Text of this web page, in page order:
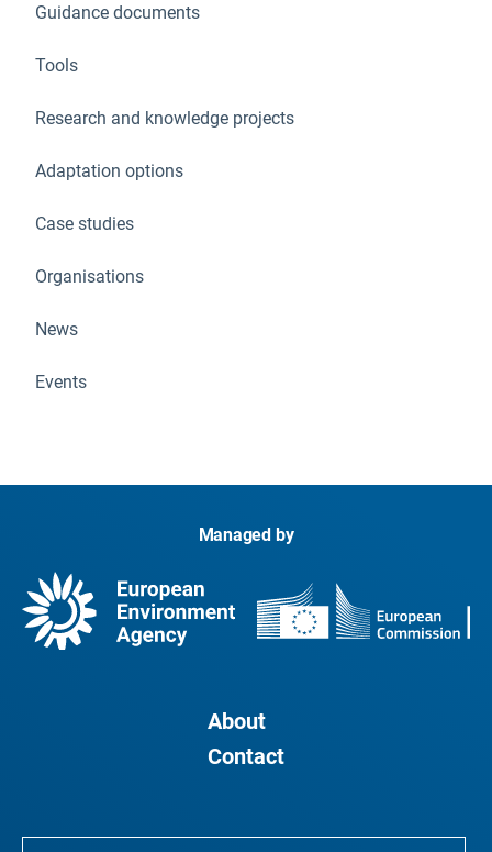
Guidance documents
Tools
Research and knowledge projects
Adaptation options
Case studies
Organisations
News
Events
Managed by
About
Contact